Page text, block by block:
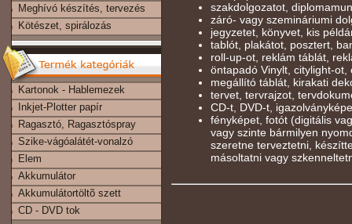
Meghívó készítés, tervezés
Kötészet, spirálozás
Kartonok - Hablemezek
Inkjet-Plotter papír
Ragasztó, Ragasztóspray
Szike-vágóalátét-vonalzó
Elem
Akkumulátor
Akkumulátortöltõ szett
CD - DVD tok
szakdolgozatot,
záró- vagy szemináriumi
jegyzetet, könyvet, kis
tablót, plakátot, posztert,
roll-up-ot, reklám táblát,
öntapadó Vinylt, citylight-ot,
megállító táblát, kirakati
tervet, tervrajzot,
CD-t, DVD-t,
fényképet, fotót (digitális
vagy szinte bármilyen
szeretne terveztetni,
másoltatni vagy